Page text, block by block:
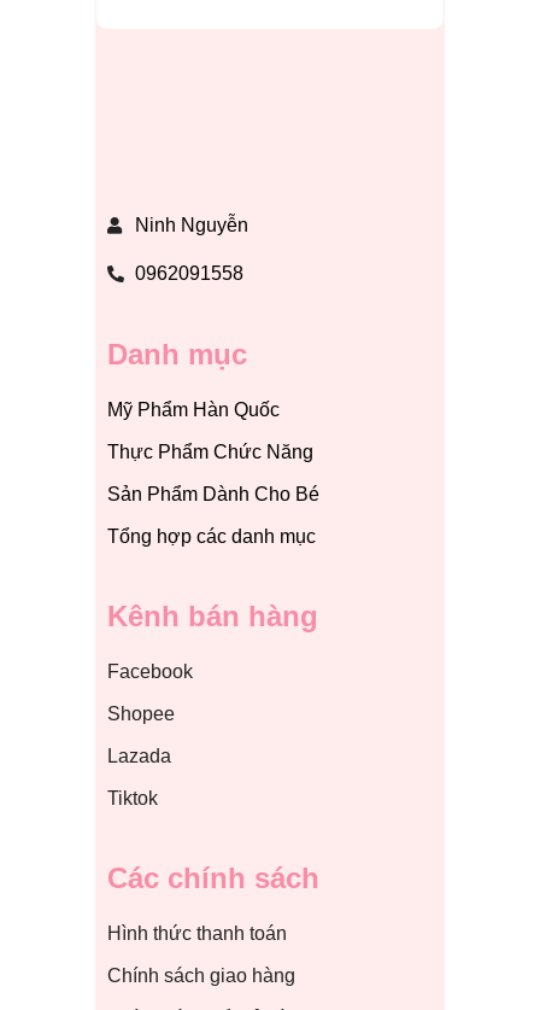
Ninh Nguyễn
0962091558
Danh mục
Mỹ Phẩm Hàn Quốc
Thực Phẩm Chức Năng
Sản Phẩm Dành Cho Bé
Tổng hợp các danh mục
Kênh bán hàng
Facebook
Shopee
Lazada
Tiktok
Các chính sách
Hình thức thanh toán
Chính sách giao hàng